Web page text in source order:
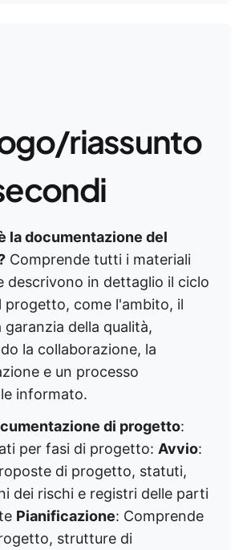
riassunto
la documentazione del
Comprende tutti i materiali
descrivono in dettaglio il ciclo
progetto, come l'ambito, il
garanzia della qualità,
la collaborazione, la
e un processo
informato.
di progetto:
per fasi di progetto: Avvio:
di progetto, statuti,
dei rischi e registri delle parti
Pianificazione: Comprende
strutture di